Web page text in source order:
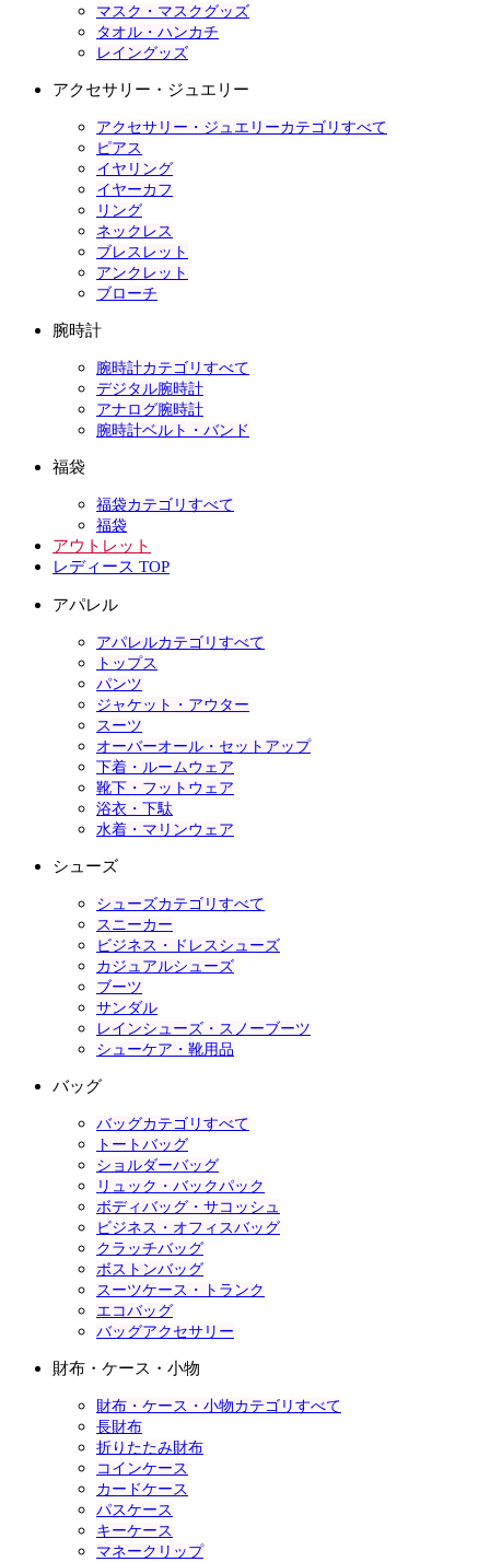
マスク・マスクグッズ
タオル・ハンカチ
レイングッズ
アクセサリー・ジュエリー
アクセサリー・ジュエリーカテゴリすべて
ピアス
イヤリング
イヤーカフ
リング
ネックレス
ブレスレット
アンクレット
ブローチ
腕時計
腕時計カテゴリすべて
デジタル腕時計
アナログ腕時計
腕時計ベルト・バンド
福袋
福袋カテゴリすべて
福袋
アウトレット
レディース TOP
アパレル
アパレルカテゴリすべて
トップス
パンツ
ジャケット・アウター
スーツ
オーバーオール・セットアップ
下着・ルームウェア
靴下・フットウェア
浴衣・下駄
水着・マリンウェア
シューズ
シューズカテゴリすべて
スニーカー
ビジネス・ドレスシューズ
カジュアルシューズ
ブーツ
サンダル
レインシューズ・スノーブーツ
シューケア・靴用品
バッグ
バッグカテゴリすべて
トートバッグ
ショルダーバッグ
リュック・バックパック
ボディバッグ・サコッシュ
ビジネス・オフィスバッグ
クラッチバッグ
ボストンバッグ
スーツケース・トランク
エコバッグ
バッグアクセサリー
財布・ケース・小物
財布・ケース・小物カテゴリすべて
長財布
折りたたみ財布
コインケース
カードケース
パスケース
キーケース
マネークリップ